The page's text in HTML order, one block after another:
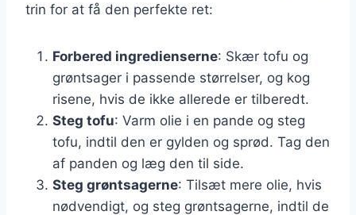
trin for at få den perfekte ret:
Forbered ingredienserne: Skær tofu og
grøntsager i passende størrelser, og kog
risene, hvis de ikke allerede er tilberedt.
Steg tofu: Varm olie i en pande og steg
tofu, indtil den er gylden og sprød. Tag den
af panden og læg den til side.
Steg grøntsagerne: Tilsæt mere olie, hvis
nødvendigt, og steg grøntsagerne, indtil de